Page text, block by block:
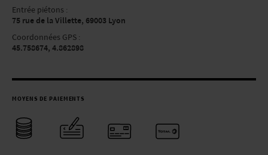
Entrée piétons :
75 rue de la Villette, 69003 Lyon
Coordonnées GPS :
45.758674, 4.862898
MOYENS DE PAIEMENTS